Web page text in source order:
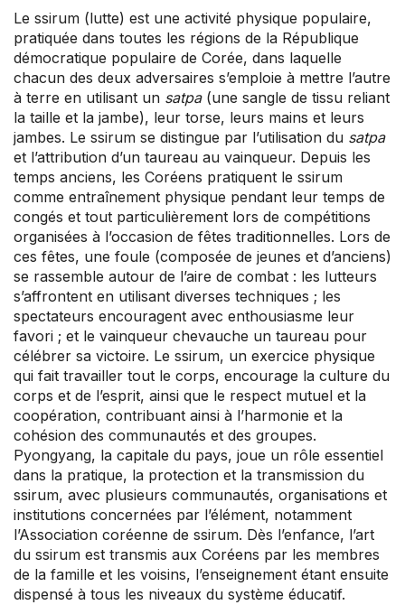
Le ssirum (lutte) est une activité physique populaire,
pratiquée dans toutes les régions de la République
démocratique populaire de Corée, dans laquelle
chacun des deux adversaires s’emploie à mettre l’autre
à terre en utilisant un satpa(une sangle de tissu reliant
la taille et la jambe), leur torse, leurs mains et leurs
jambes. Le ssirum se distingue par l’utilisation du satpa
et l’attribution d’un taureau au vainqueur. Depuis les
temps anciens, les Coréens pratiquent le ssirum
comme entraînement physique pendant leur temps de
congés et tout particulièrement lors de compétitions
organisées à l’occasion de fêtes traditionnelles. Lors de
ces fêtes, une foule (composée de jeunes et d’anciens)
se rassemble autour de l’aire de combat : les lutteurs
s’affrontent en utilisant diverses techniques ; les
spectateurs encouragent avec enthousiasme leur
favori ; et le vainqueur chevauche un taureau pour
célébrer sa victoire. Le ssirum, un exercice physique
qui fait travailler tout le corps, encourage la culture du
corps et de l’esprit, ainsi que le respect mutuel et la
coopération, contribuant ainsi à l’harmonie et la
cohésion des communautés et des groupes.
Pyongyang, la capitale du pays, joue un rôle essentiel
dans la pratique, la protection et la transmission du
ssirum, avec plusieurs communautés, organisations et
institutions concernées par l’élément, notamment
l’Association coréenne de ssirum. Dès l’enfance, l’art
du ssirum est transmis aux Coréens par les membres
de la famille et les voisins, l’enseignement étant ensuite
dispensé à tous les niveaux du système éducatif.